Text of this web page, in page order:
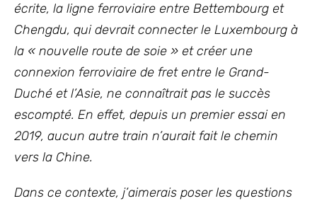
écrite, la ligne ferroviaire entre Bettembourg et
Chengdu, qui devrait connecter le Luxembourg à
la « nouvelle route de soie » et créer une
connexion ferroviaire de fret entre le Grand-
Duché et l’Asie, ne connaîtrait pas le succès
escompté. En effet, depuis un premier essai en
2019, aucun autre train n’aurait fait le chemin
vers la Chine.
Dans ce contexte, j’aimerais poser les questions